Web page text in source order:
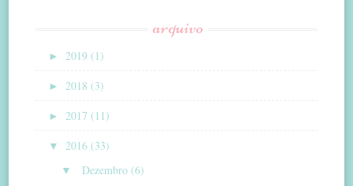
arquivo
► 2019 (1)
► 2018 (3)
► 2017 (11)
▼ 2016 (33)
▼
Dezembro (6)